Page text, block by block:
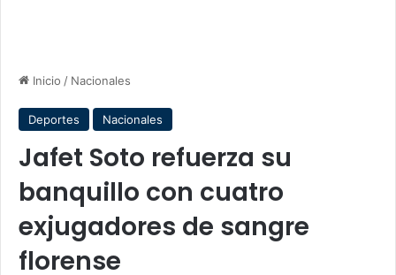
Inicio / Nacionales
Deportes Nacionales
Jafet Soto refuerza su
banquillo con cuatro
exjugadores de sangre
florense